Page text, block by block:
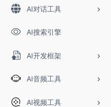
AI对话工具
AI搜索引擎
AI开发框架
AI音频工具
AI视频工具